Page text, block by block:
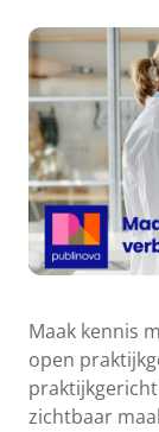
Maak kennis
open
zichtbaar